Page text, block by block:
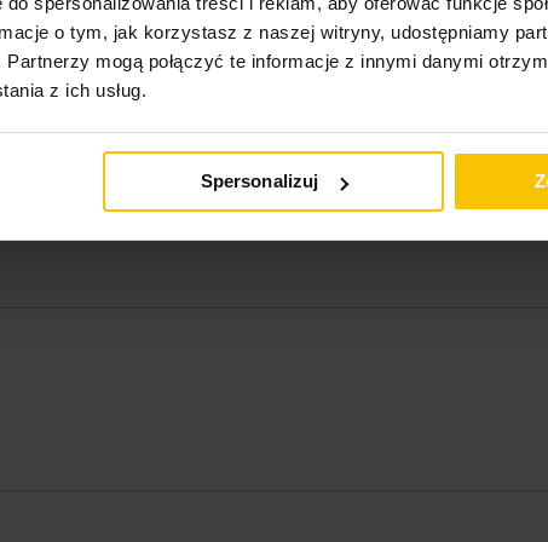
o tym, jak korzystasz z naszej witryny, udostępniamy
mogą połączyć te informacje z innymi danymi
z ich usług.
Spersonalizuj
Opinie o produkcie
elegancko.
światło słoneczne